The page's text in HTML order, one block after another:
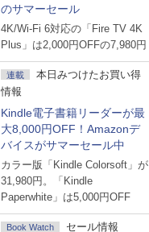
のサマーセール
4K/Wi-Fi 6対応の「Fire TV 4K
Plus」は2,000円OFFの7,980円
連載
本日みつけたお買い得
情報
Kindle電子書籍リーダーが最
大8,000円OFF！Amazonデ
バイスがサマーセール中
カラー版「Kindle Colorsoft」が
31,980円。「Kindle
Paperwhite」は5,000円OFF
Book Watch セール情報